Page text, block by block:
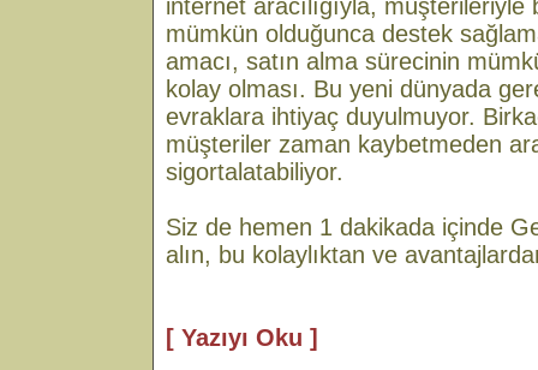
internet aracılığıyla,
mümkün olduğunca destek
amacı, satın alma sürecinin
kolay olması. Bu yeni dünyada
evraklara ihtiyaç duyulmuyor.
müşteriler zaman kaybetmeden
sigortalatabiliyor.
Siz de hemen 1 dakikada içinde
alın, bu kolaylıktan ve
[ Yazıyı Oku ]